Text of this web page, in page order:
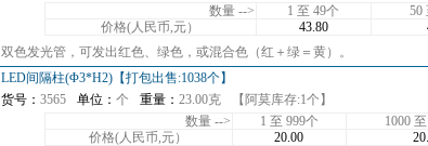
数量 -->
1 至 49个 50
价格(人民币,元）
43.80
双色发光管，可发出红色、绿色，或混合色（红＋绿＝黄）。
LED间隔柱(Φ3*H2)【打包出售:1038个】
货号： 3565 单位： 个 重量： 23.00克
【阿莫库存:1个】
数量 -->
1 至 999个 1000
价格(人民币,元）
20.00